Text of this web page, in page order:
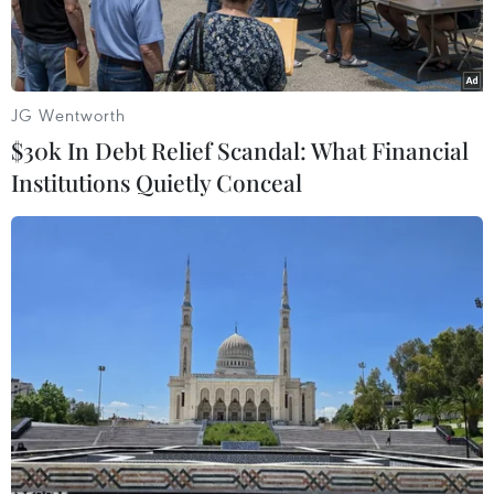
Đại diện Agribank - Đ/c Phùng Thị Bình Phó Tổng Giám đốc (thứ
5 từ trái sang) trao biểu trưng tài trợ 10 tỷ đồng (Ảnh: Vietnam+)
Agribank đã trao biểu trưng tài trợ 10 tỷ đồng
xây dựng 200 căn nhà ở cho hộ nghèo trên địa
bàn tỉnh Lạng Sơn nhân Hội nghị công bố quy
JG Wentworth
$30k In Debt Relief Scandal: What Financial
Institutions Quietly Conceal